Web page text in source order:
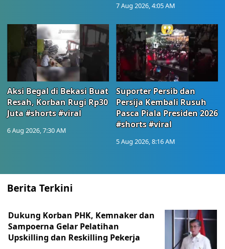
7 Aug 2026, 4:05 AM
Aksi Begal di Bekasi Buat
Resah, Korban Rugi Rp30
Juta #shorts #viral
6 Aug 2026, 7:30 AM
Suporter Persib dan
Persija Kembali Rusuh
Pasca Piala Presiden 2026
#shorts #viral
5 Aug 2026, 8:16 AM
Berita Terkini
Dukung Korban PHK, Kemnaker dan
Sampoerna Gelar Pelatihan
Upskilling dan Reskilling Pekerja